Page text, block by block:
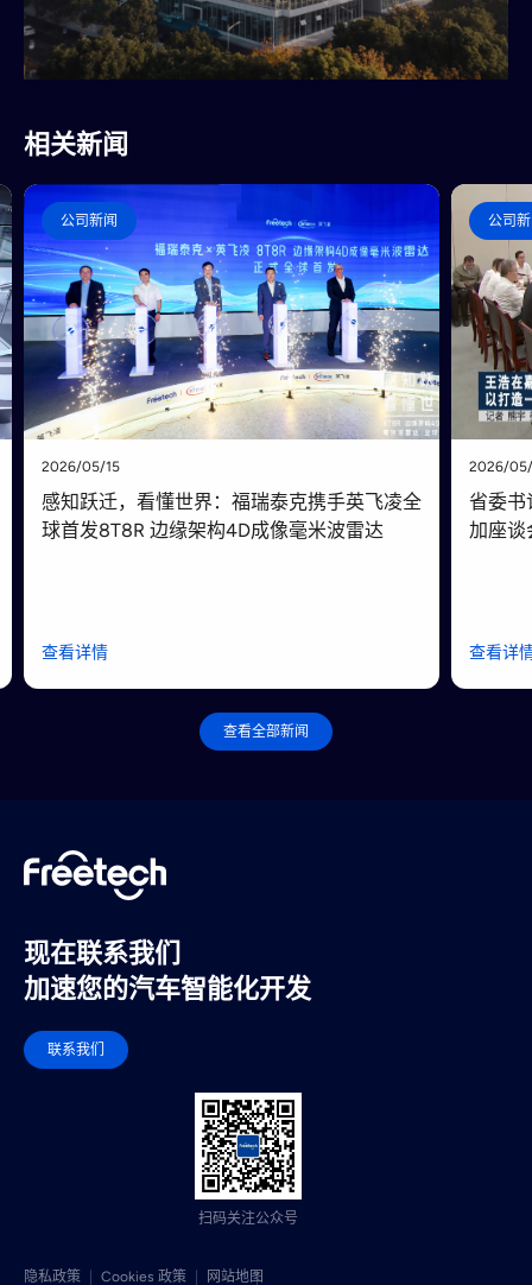
相关新闻
公司新闻
2026/05/15
感知跃迁，看懂世界：福瑞泰克携手英飞凌全
球首发8T8R 边缘架构4D成像毫米波雷达
查看详情
公司
2026/
省委书
加座谈
查看详
查看全部新闻
现在联系我们
加速您的汽车智能化开发
联系我们
扫码关注公众号
隐私政策 Cookies 政策 网站地图